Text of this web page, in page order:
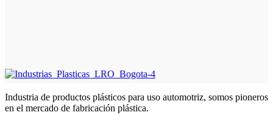
Industria de productos plásticos para uso automotriz, somos pioneros
en el mercado de fabricación plástica.